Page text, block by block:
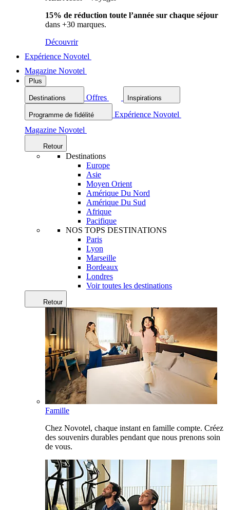
15% de réduction toute l’année sur chaque séjour
dans +30 marques.
Découvrir
Expérience Novotel
Magazine Novotel
Plus
Destinations Offres Inspirations
Programme de fidélité
Expérience Novotel
Magazine Novotel
Retour
Destinations
Europe
Asie
Moyen Orient
Amérique Du Nord
Amérique Du Sud
Afrique
Pacifique
NOS TOPS DESTINATIONS
Paris
Lyon
Marseille
Bordeaux
Londres
Voir toutes les destinations
Retour
Famille
Chez Novotel, chaque instant en famille compte. Créez
des souvenirs durables pendant que nous prenons soin
de vous.